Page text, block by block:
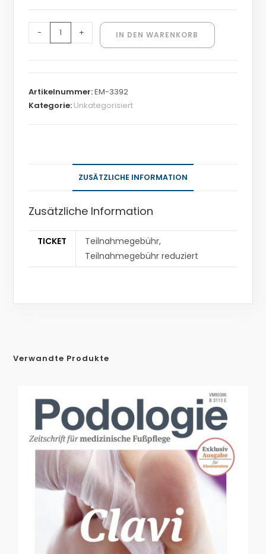
- + IN DEN WARENKORB
Artikelnummer:EM-3392
Kategorie: Unkategorisiert
ZUSÄTZLICHE INFORMATION
Zusätzliche Information
TICKET
Teilnahmegebühr,
Teilnahmegebühr reduziert
Verwandte Produkte